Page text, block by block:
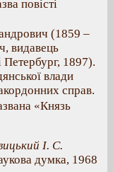
повісті
(1859 –
видавець
Петербург, 1897).
влади
справ.
«Князь
І. С.
думка, 1968